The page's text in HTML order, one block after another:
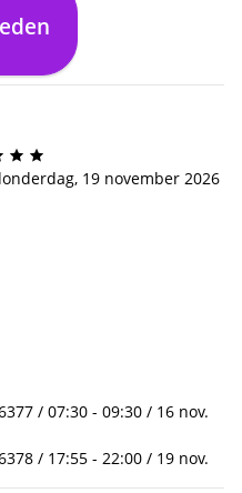
19 november 2026
/ 07:30 - 09:30 / 16 nov.
/ 17:55 - 22:00 / 19 nov.